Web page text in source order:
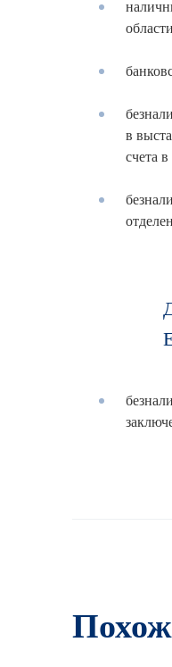
в
счета